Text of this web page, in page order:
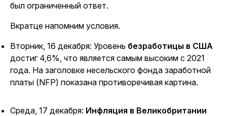
был ограниченный ответ.
Вкратце напомним условия.
Вторник, 16 декабря: Уровень безработицы в США
достиг 4,6%, что является самым высоким с 2021
года. На заголовке несельского фонда заработной
платы (NFP) показана противоречивая картина.
Среда, 17 декабря: Инфляция в Великобритании